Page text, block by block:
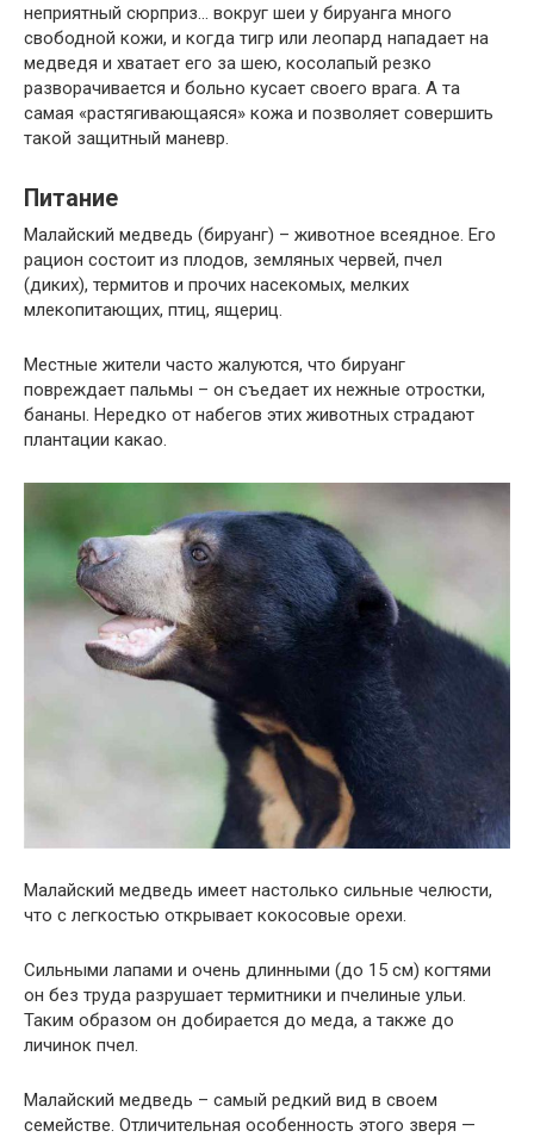
неприятный сюрприз… вокруг шеи у бируанга много
свободной кожи, и когда тигр или леопард нападает на
медведя и хватает его за шею, косолапый резко
разворачивается и больно кусает своего врага. А та
самая «растягивающаяся» кожа и позволяет совершить
такой защитный маневр.
Питание
Малайский медведь (бируанг) – животное всеядное. Его
рацион состоит из плодов, земляных червей, пчел
(диких), термитов и прочих насекомых, мелких
млекопитающих, птиц, ящериц.
Местные жители часто жалуются, что бируанг
повреждает пальмы – он съедает их нежные отростки,
бананы. Нередко от набегов этих животных страдают
плантации какао.
Малайский медведь имеет настолько сильные челюсти,
что с легкостью открывает кокосовые орехи.
Сильными лапами и очень длинными (до 15 см) когтями
он без труда разрушает термитники и пчелиные ульи.
Таким образом он добирается до меда, а также до
личинок пчел.
Малайский медведь – самый редкий вид в своем
семействе. Отличительная особенность этого зверя —